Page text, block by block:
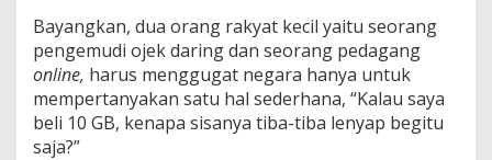
Bayangkan, dua orang rakyat kecil yaitu seorang
pengemudi ojek daring dan seorang pedagang
online, harus menggugat negara hanya untuk
mempertanyakan satu hal sederhana, “Kalau saya
beli 10 GB, kenapa sisanya tiba-tiba lenyap begitu
saja?”